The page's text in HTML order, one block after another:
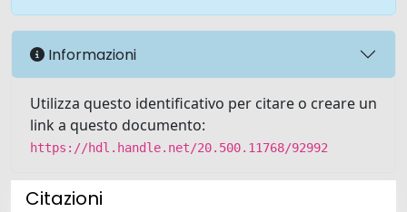
Informazioni
Utilizza questo identificativo per citare o creare un
link a questo documento:
https://hdl.handle.net/20.500.11768/92992
Citazioni